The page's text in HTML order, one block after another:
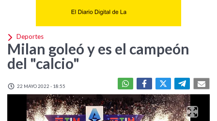
Deportes
Milan goleó y es el campeón
del "calcio"
22 MAYO 2022 - 18:55